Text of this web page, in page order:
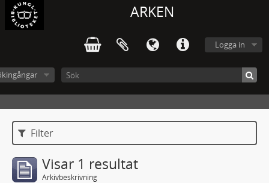
ARKEN
Logga in
Filter
Visar 1 resultat
Arkivbeskrivning